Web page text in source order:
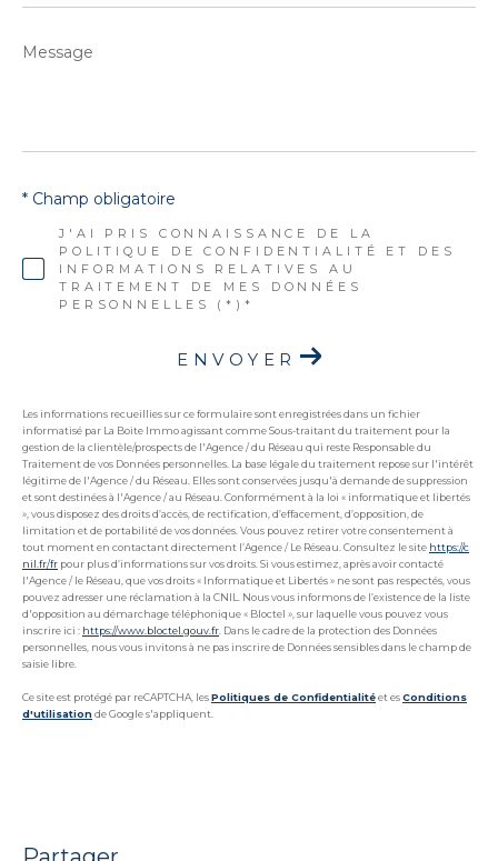
Message
J'AI PRIS CONNAISSANCE DE LA
POLITIQUE DE CONFIDENTIALITÉ ET DES
INFORMATIONS RELATIVES AU
TRAITEMENT DE MES DONNÉES
PERSONNELLES (*)*
* Champ obligatoire
ENVOYER
Les informations recueillies sur ce formulaire sont enregistrées dans un fichier
informatisé par La Boite Immo agissant comme Sous-traitant du traitement pour la
gestion de la clientèle/prospects de l'Agence / du Réseau qui reste Responsable du
Traitement de vos Données personnelles. La base légale du traitement repose sur l'intérêt
légitime de l'Agence / du Réseau. Elles sont conservées jusqu'à demande de suppression
et sont destinées à l'Agence / au Réseau. Conformément à la loi « informatique et libertés
», vous disposez des droits d’accès, de rectification, d’effacement, d’opposition, de
limitation et de portabilité de vos données. Vous pouvez retirer votre consentement à
tout moment en contactant directement l’Agence / Le Réseau. Consultez le site https://c
nil.fr/fr pour plus d’informations sur vos droits. Si vous estimez, après avoir contacté
l'Agence / le Réseau, que vos droits « Informatique et Libertés » ne sont pas respectés, vous
pouvez adresser une réclamation à la CNIL. Nous vous informons de l’existence de la liste
d'opposition au démarchage téléphonique « Bloctel », sur laquelle vous pouvez vous
inscrire ici : https://www.bloctel.gouv.fr. Dans le cadre de la protection des Données
personnelles, nous vous invitons à ne pas inscrire de Données sensibles dans le champ de
saisie libre.
Ce site est protégé par reCAPTCHA, lesPolitiques de Confidentialitéet esConditions
d'utilisationde Google s'appliquent.